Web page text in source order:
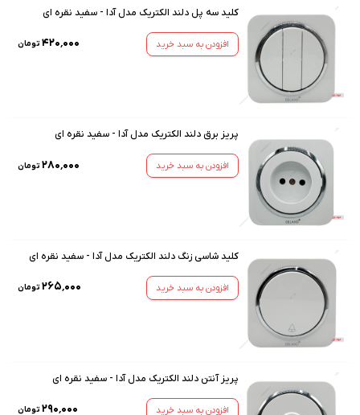
کلید سه پل دلند الکتریک مدل آدا - سفید نقره ای
افزودن به سبد خرید ۴۲۰٬۰۰۰ تومان
پریز برق دلند الکتریک مدل آدا - سفید نقره ای
افزودن به سبد خرید ۲۸۰٬۰۰۰ تومان
کلید شاسی زنگ دلند الکتریک مدل آدا - سفید نقره ای
افزودن به سبد خرید ۲۶۵٬۰۰۰ تومان
پریز آنتن دلند الکتریک مدل آدا - سفید نقره ای
افزودن به سبد خرید ۲۹۰٬۰۰۰ تومان